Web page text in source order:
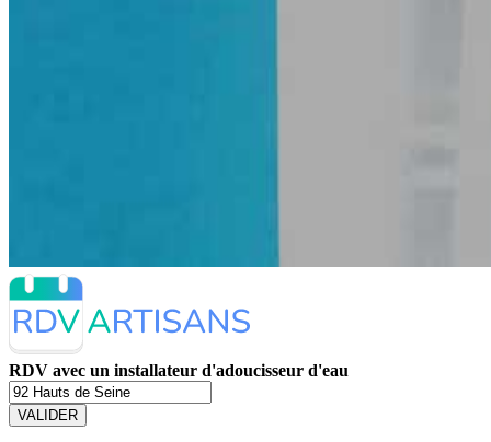
RDV avec un installateur d'adoucisseur d'eau
VALIDER